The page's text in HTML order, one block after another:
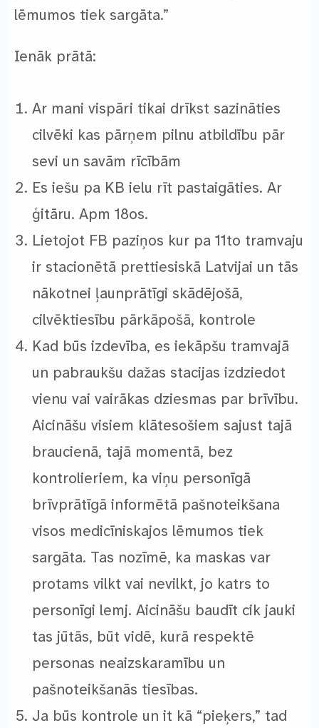
lēmumos tiek sargāta.”
Ienāk prātā:
Ar mani vispāri tikai drīkst sazināties
cilvēki kas pārņem pilnu atbildību pār
sevi un savām rīcībām
Es iešu pa KB ielu rīt pastaigāties. Ar
ģitāru. Apm 18os.
Lietojot FB paziņos kur pa 11to tramvaju
ir stacionētā prettiesiskā Latvijai un tās
nākotnei ļaunprātīgi skādējošā,
cilvēktiesību pārkāpošā, kontrole
Kad būs izdevība, es iekāpšu tramvajā
un pabraukšu dažas stacijas izdziedot
vienu vai vairākas dziesmas par brīvību.
Aicināšu visiem klātesošiem sajust tajā
braucienā, tajā momentā, bez
kontrolieriem, ka viņu personīgā
brīvprātīgā informētā pašnoteikšana
visos medicīniskajos lēmumos tiek
sargāta. Tas nozīmē, ka maskas var
protams vilkt vai nevilkt, jo katrs to
personīgi lemj. Aicināšu baudīt cik jauki
tas jūtās, būt vidē, kurā respektē
personas neaizskaramību un
pašnoteikšanās tiesības.
Ja būs kontrole un it kā “pieķers,” tad